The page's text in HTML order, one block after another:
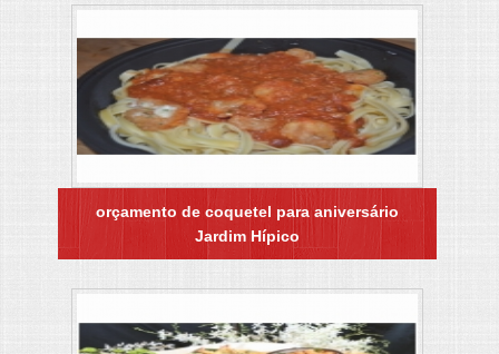
orçamento de coquetel para aniversário
Jardim Hípico